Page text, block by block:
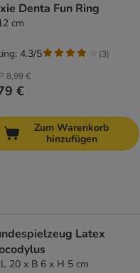
Denta Fun Ring
cm
8,99 €
€
4.3/5 (3)
Zum Warenkorb
hinzufügen
Latex
20 x B 6 x H 5 cm